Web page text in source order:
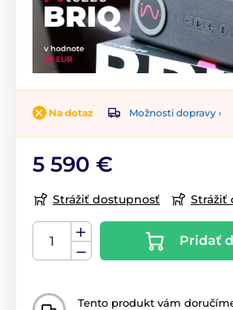
Na dotaz Možnosti dopravy ›
5 590 €
Strážiť dostupnosť Strážiť
Pridať
Tento produkt vám